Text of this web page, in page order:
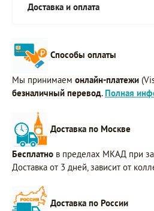
Доставка и оплата
Способы оплаты
Мы принимаем онлайн-платежи
безналичный перевод. Полная
Доставка по Москве
Бесплатно в пределах МКАД при
Доставка от 3 дней, зависит от
Доставка по России